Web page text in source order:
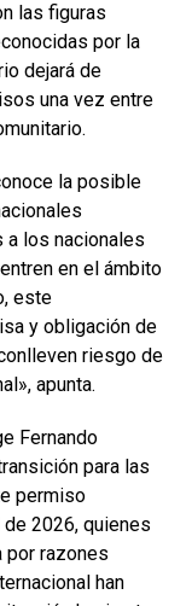
las figuras
por la
dejará de
una vez entre
la posible
los nacionales
en el ámbito
este
y obligación de
riesgo de
apunta.
Fernando
para las
permiso
2026, quienes
por razones
han